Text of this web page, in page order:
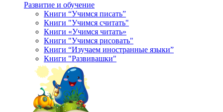
Развитие и обучение
Книги “Учимся писать”
Книги "Учимся считать"
Книги «Учимся читать»
Книги "Учимся рисовать"
Книги “Изучаем иностранные языки”
Книги "Развивашки"